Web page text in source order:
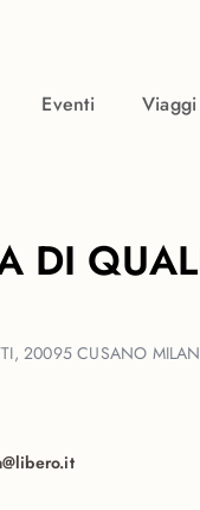
Eventi Viaggi
DI
20095 CUSANO